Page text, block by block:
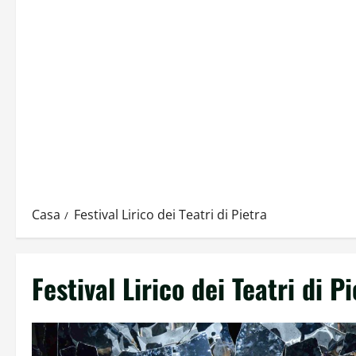
Casa Festival Lirico dei Teatri di Pietra
Festival Lirico dei Teatri di